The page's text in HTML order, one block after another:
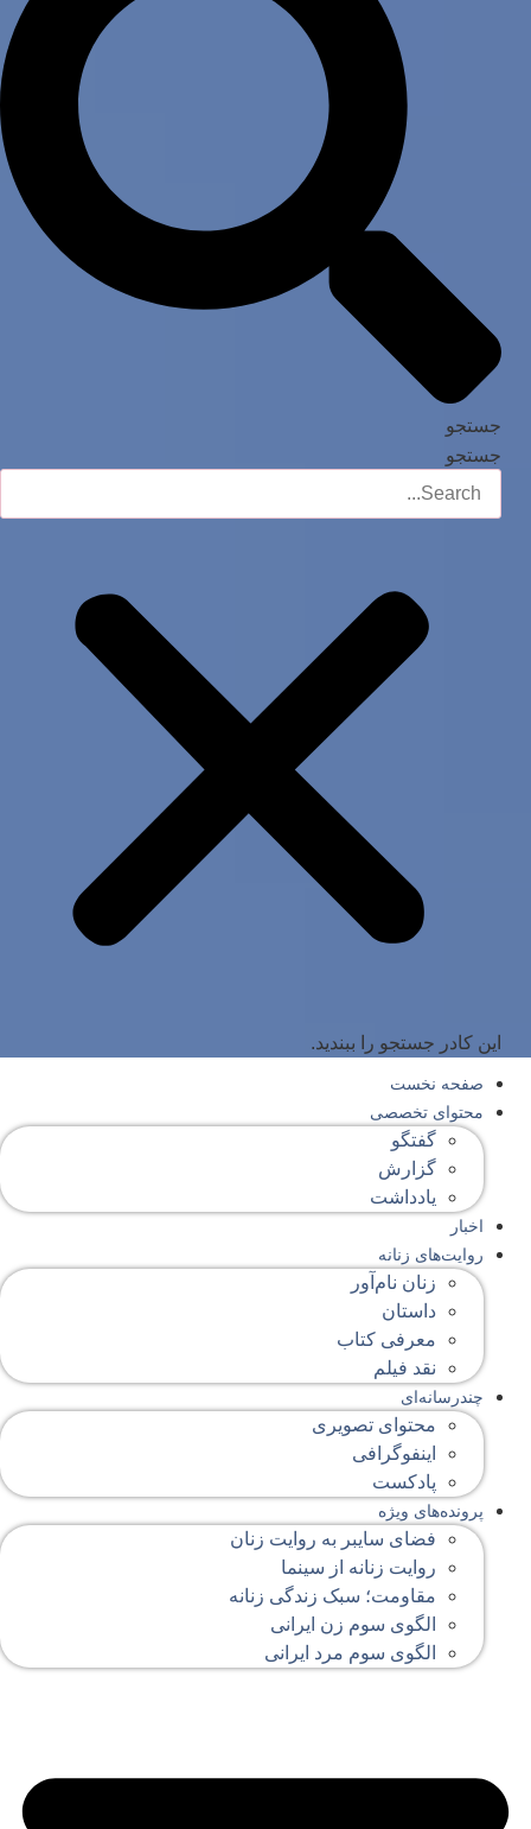
جستجو
جستجو
این کادر جستجو را ببندید.
صفحه‌ نخست
محتوای‌ تخصصی
گفتگو
گزارش
یادداشت
اخبار
روایت‌های زنانه
زنان نام‌آور
داستان
معرفی کتاب
نقد فیلم
چندرسانه‌ای
محتوای تصویری
اینفوگرافی
پادکست
پرونده‌های ویژه
فضای سایبر به روایت زنان
روایت زنانه از سینما
مقاومت؛ سبک زندگی زنانه
الگوی سوم زن ایرانی
الگوی سوم مرد ایرانی